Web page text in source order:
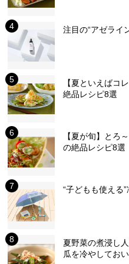
注目の“アゼライ
【夏といえばコ
絶品レシピ8選
【夏が旬】とろ
の絶品レシピ8選
“子どもも使える
夏野菜の煮浸し
瓜を冷やしてお